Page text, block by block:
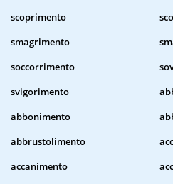
scoprimento
smagrimento
soccorrimento
svigorimento
abbonimento
abbrustolimento
accanimento